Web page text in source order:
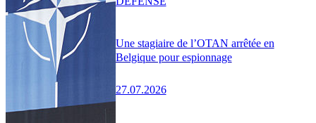
Une stagiaire de l’OTAN arrêtée en
Belgique pour espionnage
27.07.2026